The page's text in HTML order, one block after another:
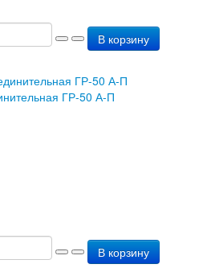
В корзину
ГР-50 А-П
В корзину